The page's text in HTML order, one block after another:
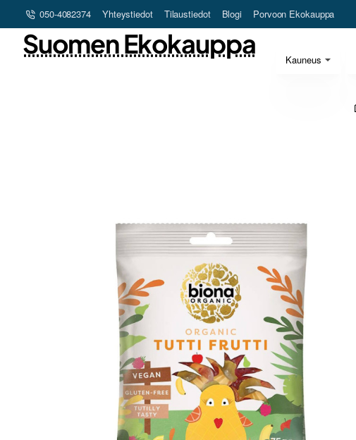
050-4082374 Yhteystiedot Tilaustiedot Blogi Porvoon Ekokauppa
Kauneus
Suomen Ekokauppa